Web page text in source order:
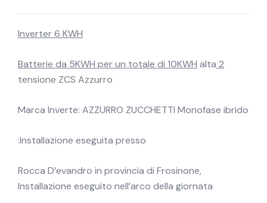
Inverter 6 KWH
2 Batterie da 5KWH per un totale di 10KWH
alta
tensione ZCS Azzurro
Marca Inverte: AZZURRO ZUCCHETTI Monofase ibrido
Installazione eseguita presso:
Rocca D’evandro in provincia di Frosinone,
Installazione eseguito nell’arco della giornata